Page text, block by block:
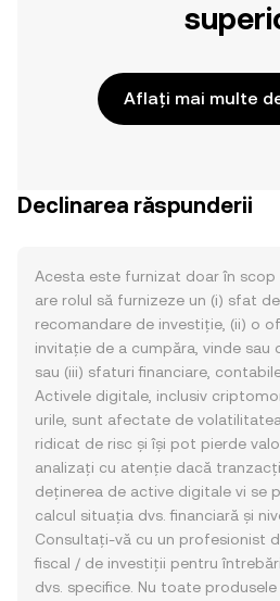
Aflați mai multe
Declinarea răspunderii
Acesta este furnizat doar în scop
are rolul să furnizeze un (i) sfat
recomandare de investiție, (ii) o
invitație de a cumpăra, vinde sau
sau (iii) sfaturi financiare,
Activele digitale, inclusiv
urile, sunt afectate de
ridicat de risc și își pot pierde
analizați cu atenție dacă
deținerea de active digitale vi se
calcul situația dvs. financiară și
Consultați-vă cu un profesionist
fiscal / de investiții pentru
dvs. specifice. Nu toate